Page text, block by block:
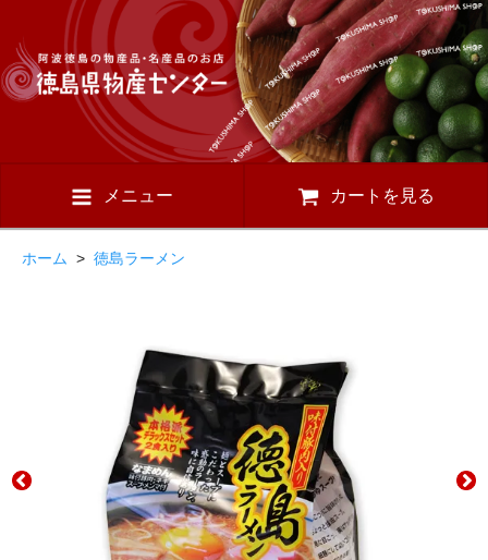
メニュー カートを見る
ホーム > 徳島ラーメン